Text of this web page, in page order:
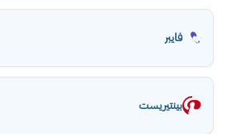
فايبر
بينتيريست